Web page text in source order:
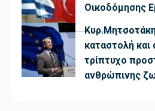
Οικοδόμησης
καταστολή
τρίπτυχο
ανθρώπινης